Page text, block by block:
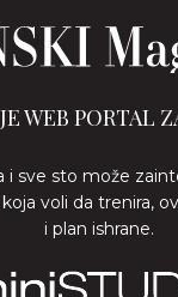
WEB PORTAL
sve sto može
voli da
i plan ishrane.